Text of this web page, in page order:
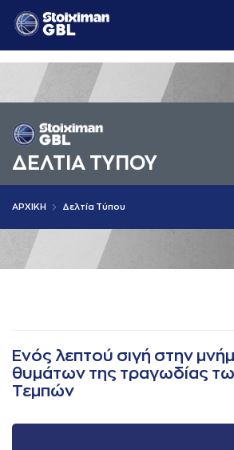
ΔΕΛΤΙA ΤΥΠΟΥ
AΡΧΙΚΗ Δελτία Τύπου
Ενός λεπτού σιγή στην
θυμάτων της τραγωδίας
Τεμπών